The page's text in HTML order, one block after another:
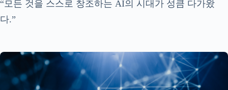
“모든 것을 스스로 창조하는 AI의 시대가 성큼 다가왔
다.”